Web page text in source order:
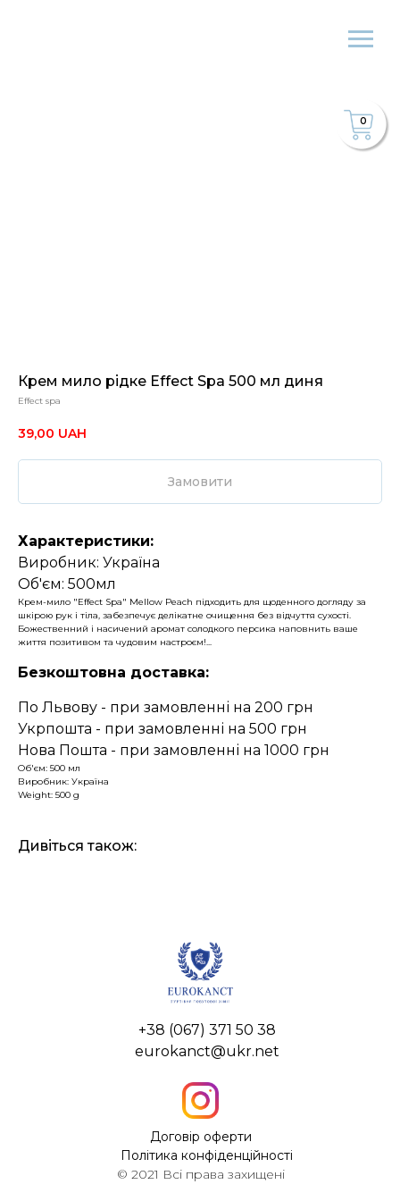
0
Крем мило рідке Effect Spa 500 мл диня
Effect spa
39,00 UAH
Замовити
Характеристики:
Виробник: Україна
Об'єм: 500мл
Крем-мило "Effect Spa" Mellow Peach підходить для щоденного догляду за
шкірою рук і тіла, забезпечує делікатне очищення без відчуття сухості.
Божественний і насичений аромат солодкого персика наповнить ваше
життя позитивом та чудовим настроєм!...
Безкоштовна доставка:
По Львову - при замовленні на 200 грн
Укрпошта - при замовленні на 500 грн
Нова Пошта - при замовленні на 1000 грн
Об'єм: 500 мл
Виробник: Україна
Weight: 500 g
Дивіться також:
© 2021 Всі права захищені
+38 (067) 371 50 38
eurokanct@ukr.net
Політика конфіденційності
Договір оферти